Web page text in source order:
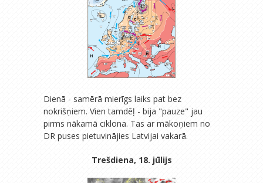
Dienā - samērā mierīgs laiks pat bez
nokrišņiem. Vien tamdēļ - bija "pauze" jau
pirms nākamā ciklona. Tas ar mākoņiem no
DR puses pietuvinājies Latvijai vakarā.
Trešdiena, 18. jūlijs